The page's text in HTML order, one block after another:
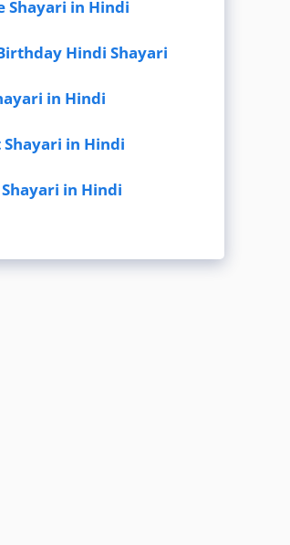
Shayari in Hindi
Hindi Shayari
in Hindi
in Hindi
in Hindi